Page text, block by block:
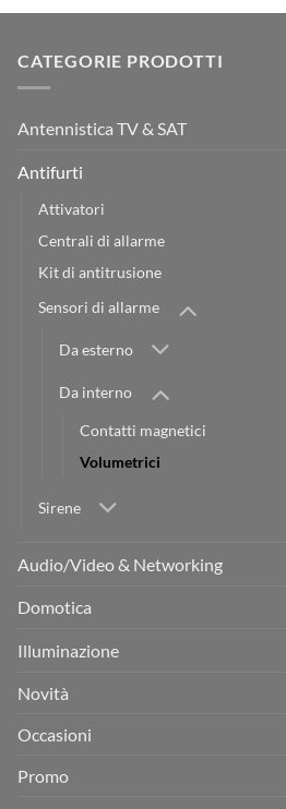
CATEGORIE PRODOTTI
Antennistica TV & SAT
Antifurti
Attivatori
Centrali di allarme
Kit di antitrusione
Sensori di allarme
Da esterno
Da interno
Contatti magnetici
Volumetrici
Sirene
Audio/Video & Networking
Domotica
Illuminazione
Novità
Occasioni
Promo